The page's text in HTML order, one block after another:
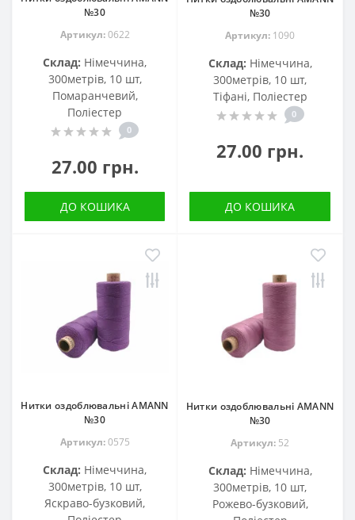
№30
Артикул:0622
Склад: Німеччина,
300метрів, 10 шт,
Помаранчевий,
Поліестер
0
27.00 грн.
ДО КОШИКА
№30
Артикул: 1090
Склад: Німеччина,
300метрів, 10 шт,
Тіфані, Поліестер
0
27.00 грн.
ДО КОШИКА
Нитки оздоблювальні AMANN
№30
Артикул:0575
Склад: Німеччина,
300метрів, 10 шт,
Яскраво-бузковий,
Нитки оздоблювальні AMANN
№30
Артикул: 52
Склад: Німеччина,
300метрів, 10 шт,
Рожево-бузковий,